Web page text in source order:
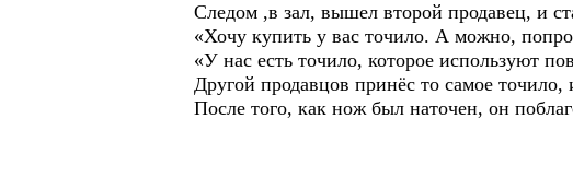
Следом ,в зал, вышел второй продавец, и
«Хочу купить у вас точило. А можно,
«У нас есть точило, которое используют
Другой продавцов принёс то самое
После того, как нож был наточен, он